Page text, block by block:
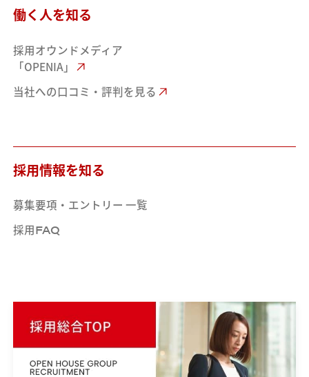
働く人を知る
採用オウンドメディア
「OPENIA」
当社への口コミ・評判を見る
採用情報を知る
募集要項・エントリー 一覧
採用FAQ